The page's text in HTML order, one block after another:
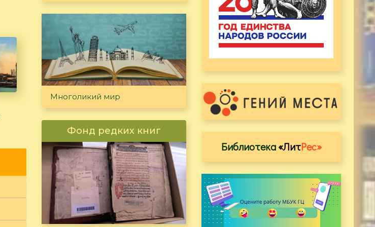
Многоликий мир
Фонд редких книг
Библиотека«ЛитРес»